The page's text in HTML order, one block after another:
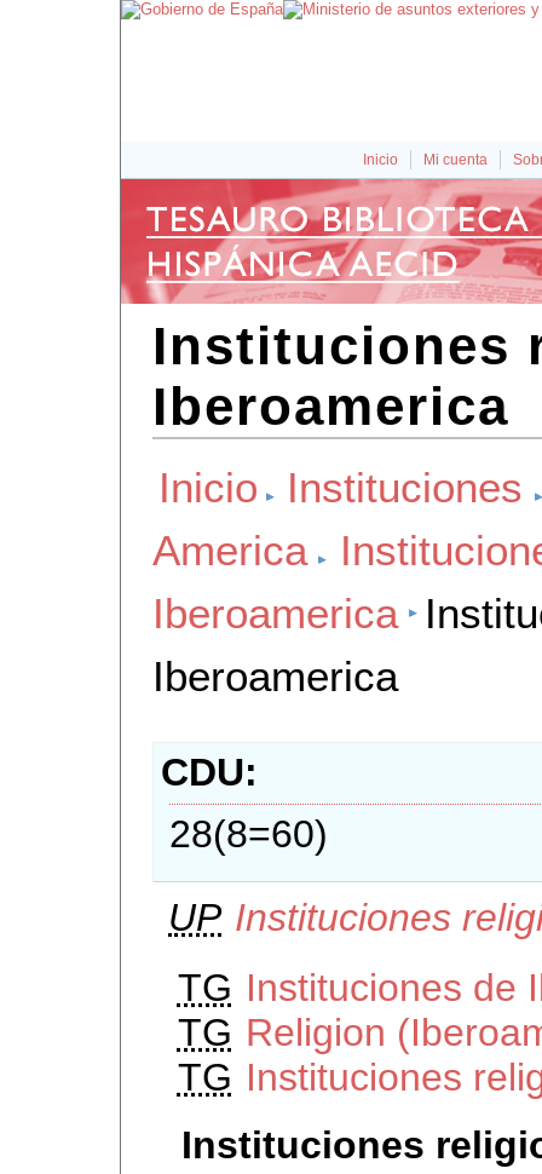
Inicio Mi cuenta
Instituciones
Iberoamerica
Inicio
Instituciones
America
Iberoamerica
Iberoamerica
CDU
28(8=60)
UP Instituciones
TG Instituciones de
TG Religion
TG Instituciones
Instituciones